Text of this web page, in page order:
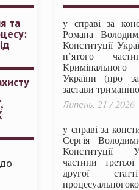
та
у справі за
Романа
Конституції
п’ятого
України (про
застави
Липень, 21 / 2026
у справі за
Сергія
Конституції
частини
другої